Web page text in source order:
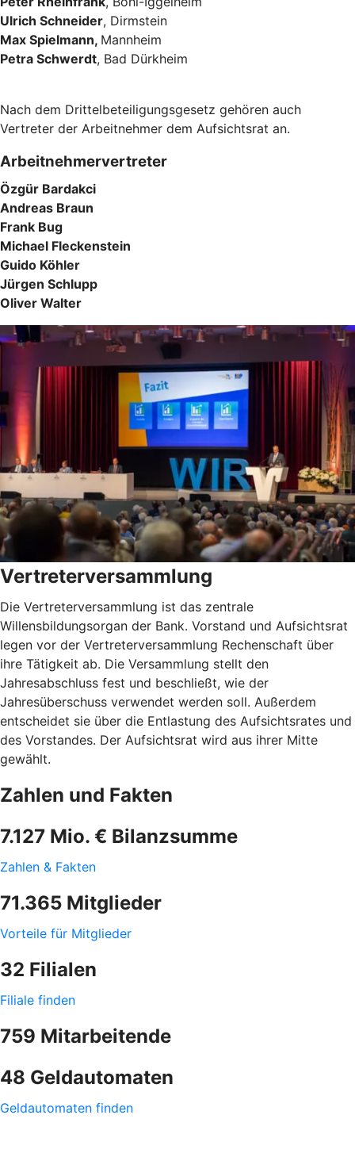
Ulrich Schneider, Dirmstein
Max Spielmann, Mannheim
Petra Schwerdt, Bad Dürkheim
Nach dem Drittelbeteiligungsgesetz gehören auch
Vertreter der Arbeitnehmer dem Aufsichtsrat an.
Arbeitnehmervertreter
Özgür Bardakci
Andreas Braun
Frank Bug
Michael Fleckenstein
Guido Köhler
Jürgen Schlupp
Oliver Walter
Vertreterversammlung
Die Vertreterversammlung ist das zentrale
Willensbildungsorgan der Bank. Vorstand und Aufsichtsrat
legen vor der Vertreterversammlung Rechenschaft über
ihre Tätigkeit ab. Die Versammlung stellt den
Jahresabschluss fest und beschließt, wie der
Jahresüberschuss verwendet werden soll. Außerdem
entscheidet sie über die Entlastung des Aufsichtsrates und
des Vorstandes. Der Aufsichtsrat wird aus ihrer Mitte
gewählt.
Zahlen und Fakten
7.127 Mio. € Bilanzsumme
Zahlen & Fakten
71.365 Mitglieder
Vorteile für Mitglieder
32 Filialen
Filiale finden
759 Mitarbeitende
48 Geldautomaten
Geldautomaten finden